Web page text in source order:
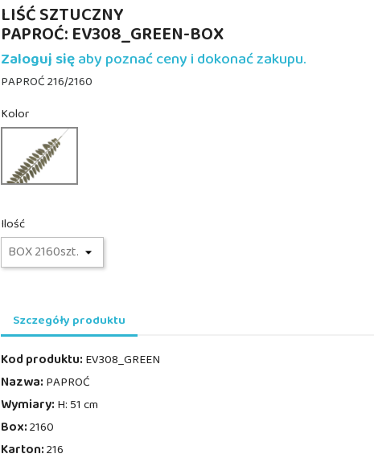
LIŚĆ SZTUCZNY
PAPROĆ: EV308_GREEN-BOX
Zaloguj sięaby poznać ceny i dokonać zakupu.
PAPROĆ 216/2160
Kolor
EV308_GREEN
Ilość
Szczegóły produktu
Kod produktu: EV308_GREEN
Nazwa: PAPROĆ
Wymiary: H: 51 cm
Box:2160
Karton:216